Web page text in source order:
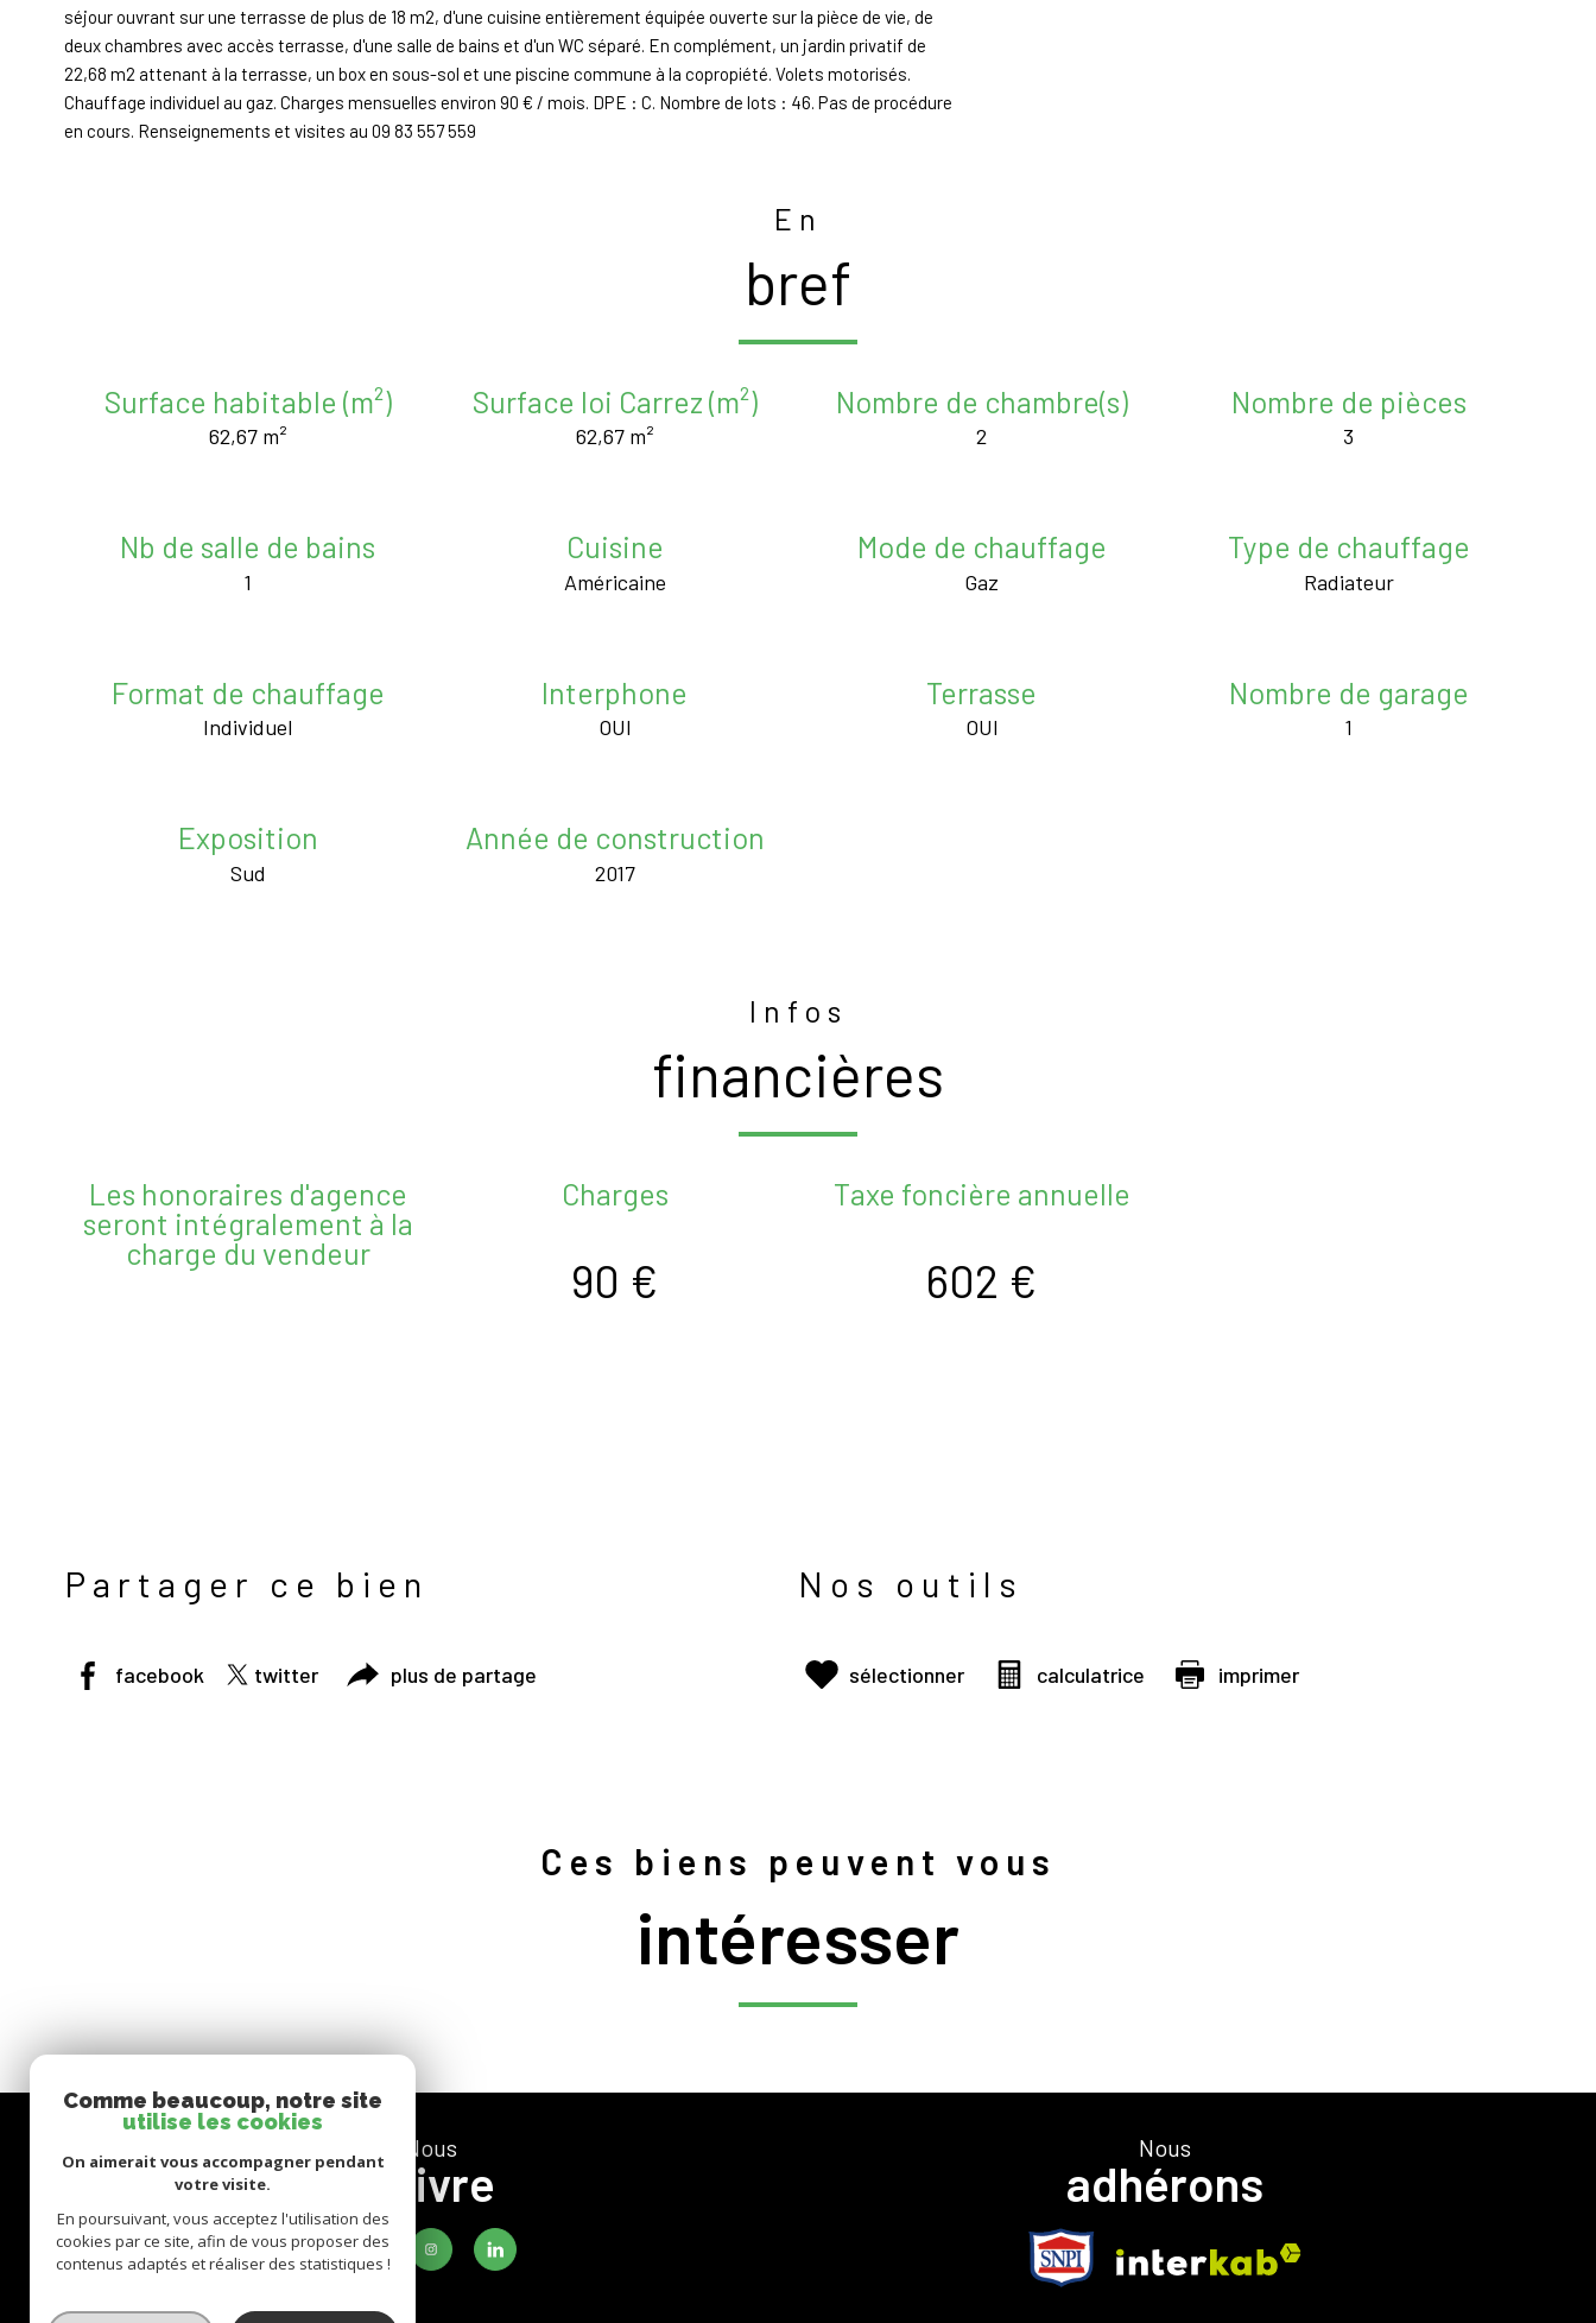
séjour ouvrant sur une terrasse de plus de 18 m2, d'une cuisine entièrement équipée ouverte sur la pièce de vie, de
deux chambres avec accès terrasse, d'une salle de bains et d'un WC séparé. En complément, un jardin privatif de
22,68 m2 attenant à la terrasse, un box en sous-sol et une piscine commune à la copropiété. Volets motorisés.
Chauffage individuel au gaz. Charges mensuelles environ 90 € / mois. DPE : C. Nombre de lots : 46. Pas de procédure
en cours. Renseignements et visites au 09 83 557 559
En
bref
Surface habitable (m²)
62,67 m²
Surface loi Carrez (m²)
62,67 m²
Nombre de chambre(s)
2
Nombre de pièces
3
Nb de salle de bains
1
Cuisine
Américaine
Mode de chauffage
Gaz
Type de chauffage
Radiateur
Format de chauffage
Individuel
Interphone
OUI
Terrasse
OUI
Nombre de garage
1
Exposition
Sud
Année de construction
2017
Infos
financières
Les honoraires d'agence
seront intégralement à la
charge du vendeur
Charges
90 €
Taxe foncière annuelle
602 €
Partager ce bien
facebook twitter plus de partage
Nos outils
sélectionner calculatrice imprimer
Ces biens peuvent vous
intéresser
nous
suivre
nous
adhérons
Comme beaucoup, notre site
utilise les cookies
On aimerait vous accompagner pendant
votre visite.
En poursuivant, vous acceptez l'utilisation des
cookies par ce site, afin de vous proposer des
contenus adaptés et réaliser des statistiques !